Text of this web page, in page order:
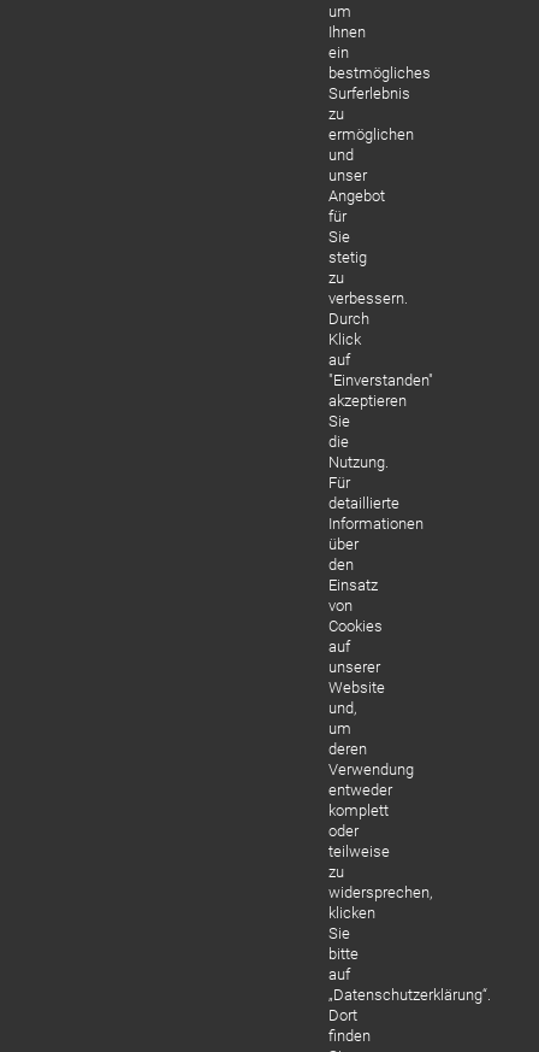
um
Ihnen
ein
bestmögliches
Surferlebnis
zu
ermöglichen
und
unser
Angebot
für
Sie
stetig
zu
verbessern.
Durch
Klick
auf
"Einverstanden"
akzeptieren
Sie
die
Nutzung.
Für
detaillierte
Informationen
über
den
Einsatz
von
Cookies
auf
unserer
Website
und,
um
deren
Verwendung
entweder
komplett
oder
teilweise
zu
widersprechen,
klicken
Sie
bitte
auf
„Datenschutzerklärung“.
Dort
finden